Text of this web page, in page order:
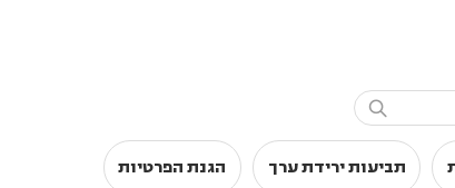

תביעות ירידת ערך הגנת הפרטיות